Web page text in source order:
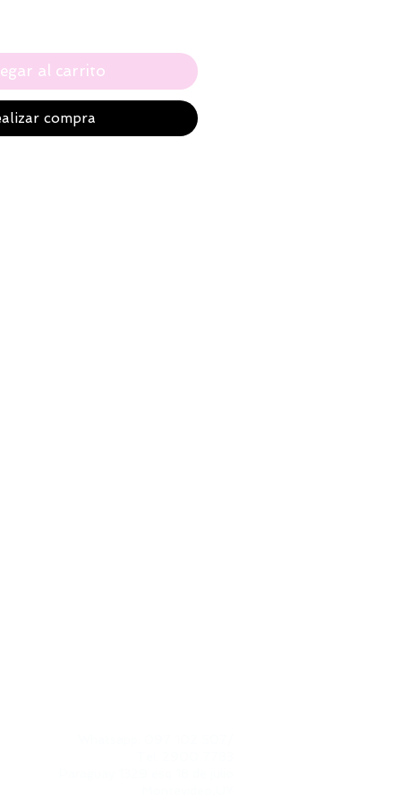
al carrito
compra